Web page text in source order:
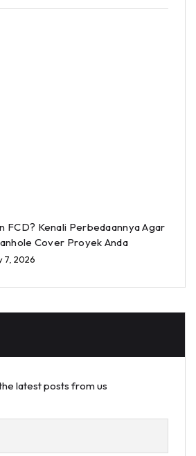
FCD? Kenali Perbedaannya Agar
Cover Proyek Anda
7, 2026
latest posts from us